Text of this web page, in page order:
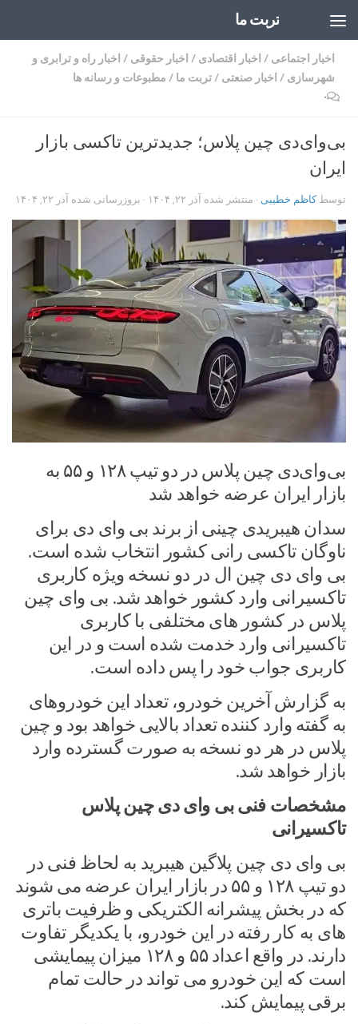
تربت ما
اخبار اجتماعی / اخبار اقتصادی / اخبار حقوقی / اخبار راه و ترابری و
شهرسازی / اخبار صنعتی /تربت ما / مطبوعات و رسانه ها
۰
بی‌وای‌دی چین پلاس؛ جدیدترین تاکسی بازار
ایران
توسطکاظم خطیبی · منتشر شده آذر ۲۲, ۱۴۰۴ · بروزرسانی شده آذر ۲۲, ۱۴۰۴
بی‌وای‌دی چین پلاس در دو تیپ ۱۲۸ و ۵۵ به
بازار ایران عرضه خواهد شد
سدان هیبریدی چینی از برند بی وای دی برای
ناوگان تاکسی رانی کشور انتخاب شده است.
بی وای دی چین ال در دو نسخه ویژه کاربری
تاکسیرانی وارد کشور خواهد شد. بی وای چین
پلاس در کشور های مختلفی با کاربری
تاکسیرانی وارد خدمت شده است و در این
کاربری جواب خود را پس داده است.
به گزارش آخرین خودرو، تعداد این خودروهای
به گفته وارد کننده تعداد بالایی خواهد بود و چین
پلاس در هر دو نسخه به صورت گسترده وارد
بازار خواهد شد.
مشخصات فنی بی وای دی چین پلاس
تاکسیرانی
بی وای دی چین پلاگین هیبرید به لحاظ فنی در
دو تیپ ۱۲۸ و ۵۵ در بازار ایران عرضه می شوند
که در بخش پیشرانه الکتریکی و ظرفیت باتری
های به کار رفته در این خودرو، با یکدیگر تفاوت
دارند. در واقع اعداد ۵۵ و ۱۲۸ میزان پیمایشی
است که این خودرو می تواند در حالت تمام
برقی پیمایش کند.